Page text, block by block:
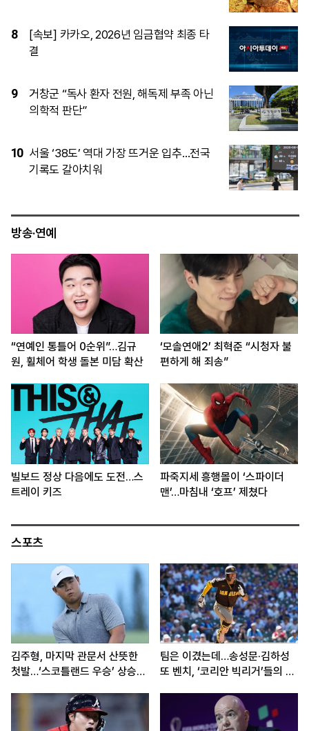
3
서장훈 서초동 빌딩 450억 매물로…26년
만에 16배 시세차익 기대
4
[체험기] 삼성 비스포크 로봇청소기…‘청
소로부터의 자유’ 얼마나 가능할까
5
“롯데 야구보러 헌혈했는데”…폭취에 대체
혜택 없어 비판일자 재지급 검토
방송·연예
“연예인 통틀어 0순위”…김규
원, 휠체어 학생 돌본 미담 확산
‘모솔연애2’ 최혁준 “시청자 불
편하게 해 죄송”
빌보드 정상 다음에도 도전…스
트레이 키즈
파죽지세 흥행몰이 ‘스파이더
맨’…마침내 ‘호프’ 제쳤다
스포츠
김주형, 마지막 관문서 산뜻한
첫발…‘스코틀랜드 우승’ 상승세
팀은 이겼는데…송성문·김하성
또 벤치, ‘코리안 빅리거’들의 고